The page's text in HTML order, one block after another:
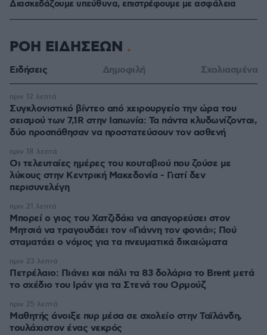
Διασκεδάζουμε υπεύθυνα, επιστρέφουμε με ασφάλεια
ΡΟΗ ΕΙΔΗΣΕΩΝ
Ειδήσεις Δημοφιλή Σχολιασμένα
Συγκλονιστικό βίντεο από χειρουργείο την ώρα του
σεισμού των 7,1R στην Ιαπωνία: Τα πάντα κλυδωνίζονται,
δύο προσπάθησαν να προστατεύσουν τον ασθενή
πριν 12 λεπτά
Οι τελευταίες ημέρες του κουταβιού που ζούσε με
λύκους στην Κεντρική Μακεδονία - Γιατί δεν
περισυνελέγη
πριν 18 λεπτά
Μπορεί ο γιος του Χατζιδάκι να απαγορεύσει στον
Μητσιά να τραγουδάει τον «Γιάννη τον φονιά»; Πού
σταματάει ο νόμος για τα πνευματικά δικαιώματα
πριν 21 λεπτά
Πετρέλαιο: Πιάνει και πάλι τα 83 δολάρια το Brent μετά
το σχέδιο του Ιράν για τα Στενά του Ορμούζ
πριν 23 λεπτά
Μαθητής άνοιξε πυρ μέσα σε σχολείο στην Ταϊλάνδη,
τουλάχιστον ένας νεκρός
πριν 25 λεπτά